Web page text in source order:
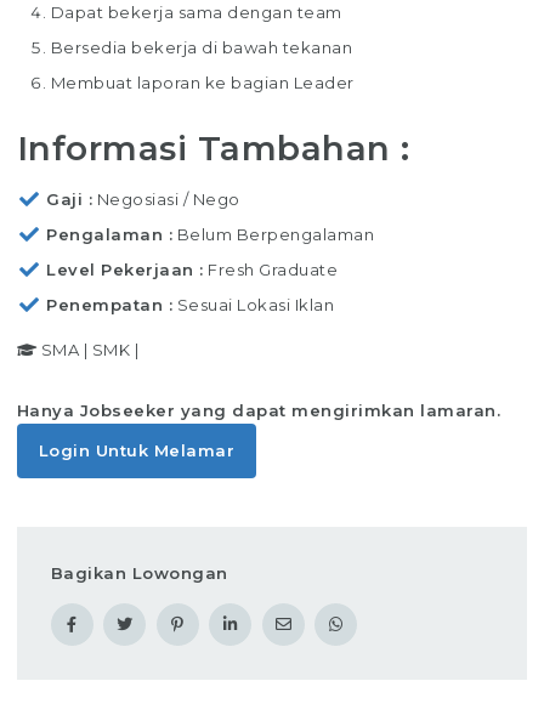
Dapat bekerja sama dengan team
Bersedia bekerja di bawah tekanan
Membuat laporan ke bagian Leader
Informasi Tambahan :
Gaji
Negosiasi / Nego
Pengalaman
Belum Berpengalaman
Level Pekerjaan
Fresh Graduate
Penempatan
Sesuai Lokasi Iklan
SMA | SMK |
Hanya Jobseeker yang dapat mengirimkan lamaran.
Login Untuk Melamar
Bagikan Lowongan